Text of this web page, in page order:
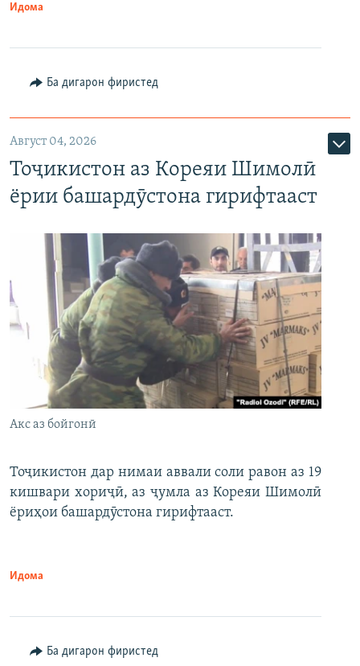
Идома
Ба дигарон фиристед
Август 04, 2026
Тоҷикистон аз Кореяи Шимолӣ
ёрии башардӯстона гирифтааст
Акс аз бойгонӣ
Тоҷикистон дар нимаи аввали соли равон аз 19
кишвари хориҷӣ, аз ҷумла аз Кореяи Шимолӣ
ёриҳои башардӯстона гирифтааст.
Идома
Ба дигарон фиристед